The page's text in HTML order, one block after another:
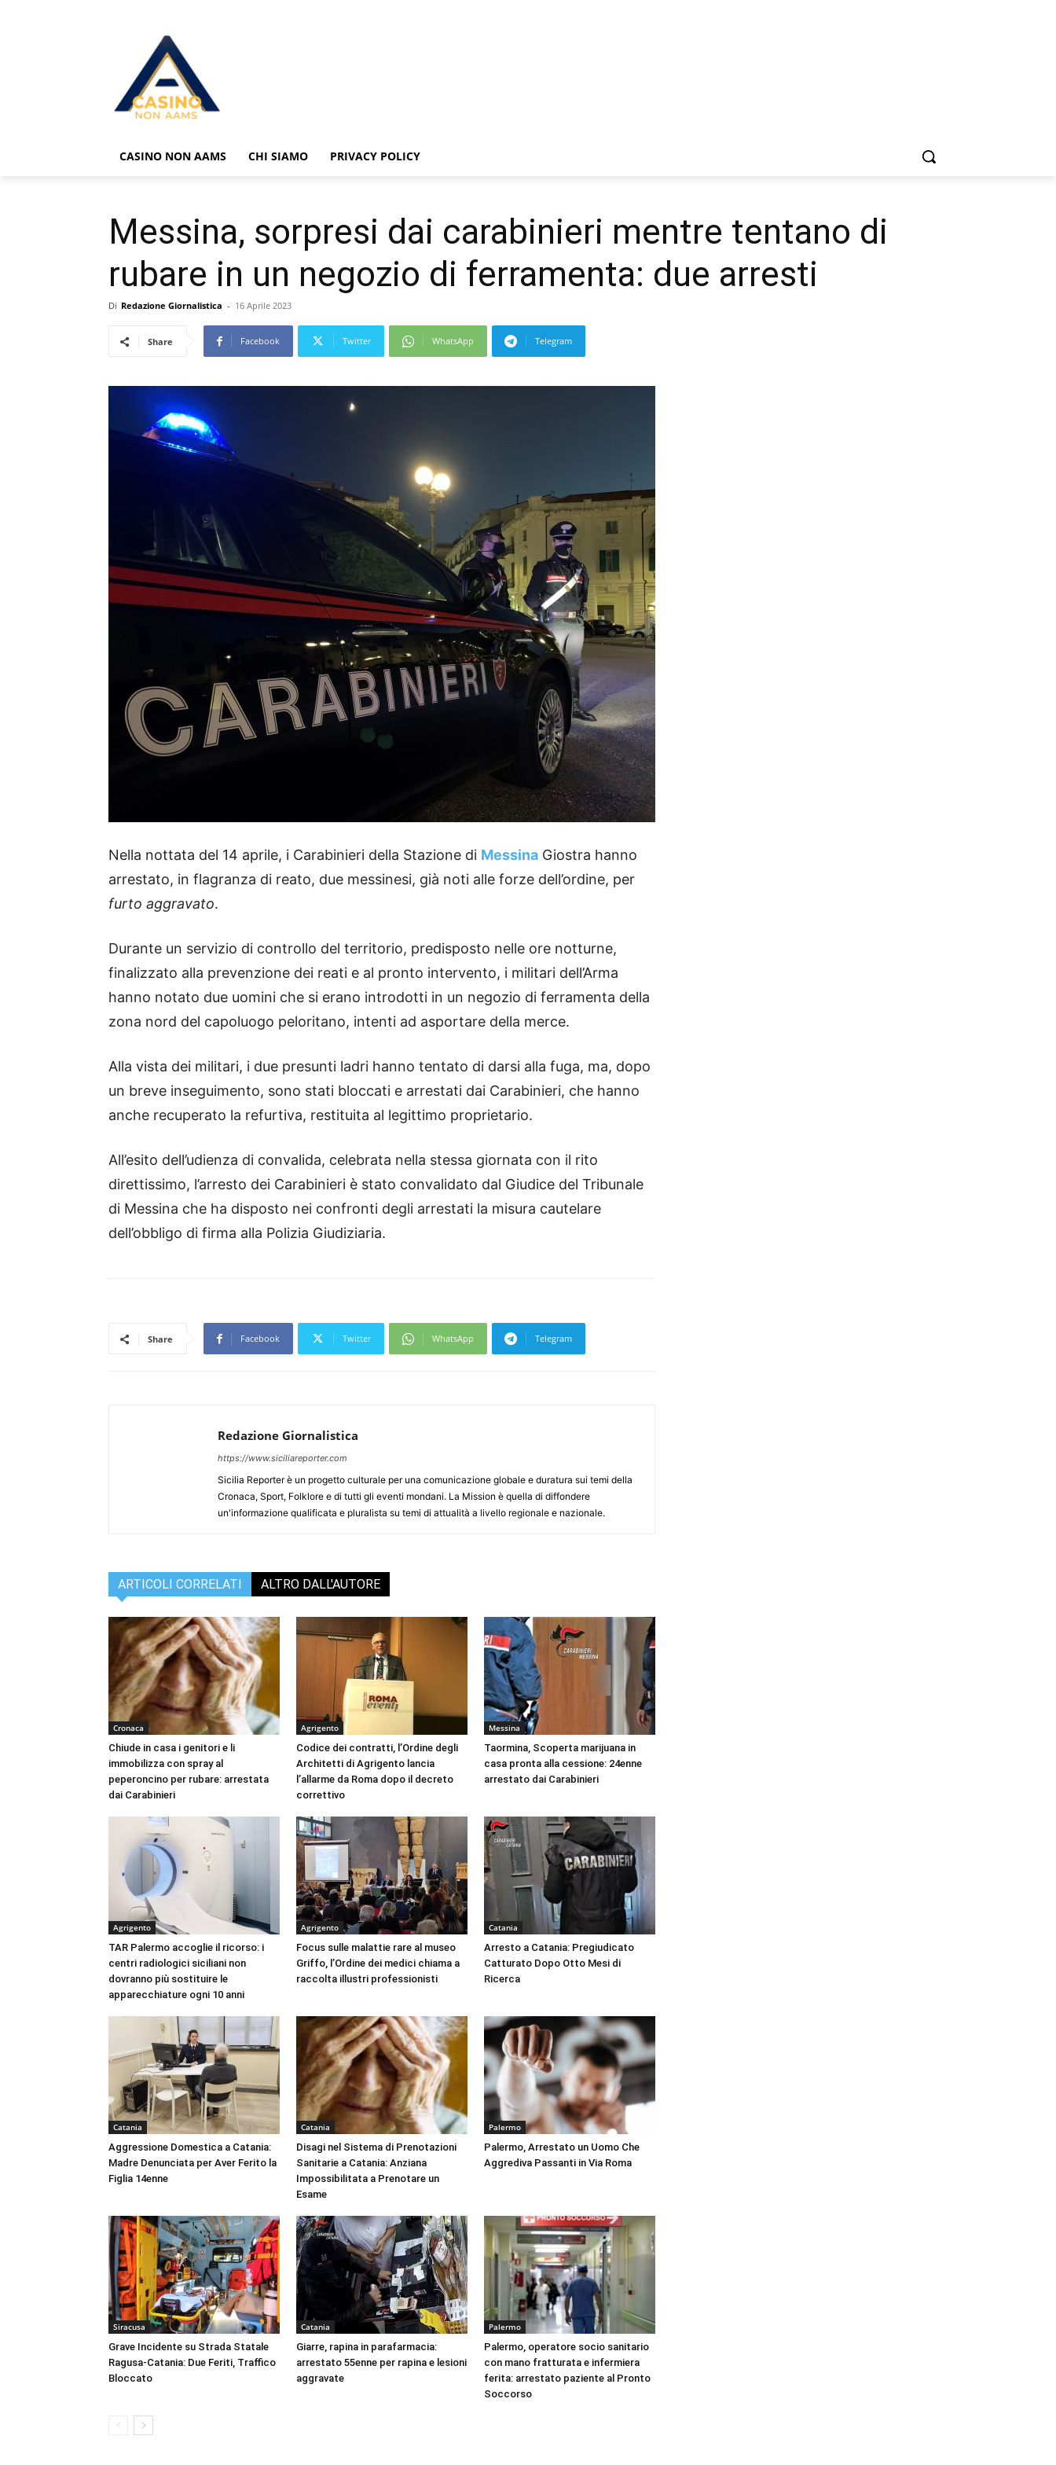
CASINO NON AAMS CHI SIAMO PRIVACY POLICY
Messina, sorpresi dai carabinieri mentre tentano di
rubare in un negozio di ferramenta: due arresti
Di Redazione Giornalistica - 16 Aprile 2023
Share Facebook Twitter WhatsApp Telegram
Nella nottata del 14 aprile, i Carabinieri della Stazione di Messina Giostra hanno
arrestato, in flagranza di reato, due messinesi, già noti alle forze dell’ordine, per
furto aggravato.
Durante un servizio di controllo del territorio, predisposto nelle ore notturne,
finalizzato alla prevenzione dei reati e al pronto intervento, i militari dell’Arma
hanno notato due uomini che si erano introdotti in un negozio di ferramenta della
zona nord del capoluogo peloritano, intenti ad asportare della merce.
Alla vista dei militari, i due presunti ladri hanno tentato di darsi alla fuga, ma, dopo
un breve inseguimento, sono stati bloccati e arrestati dai Carabinieri, che hanno
anche recuperato la refurtiva, restituita al legittimo proprietario.
All’esito dell’udienza di convalida, celebrata nella stessa giornata con il rito
direttissimo, l’arresto dei Carabinieri è stato convalidato dal Giudice del Tribunale
di Messina che ha disposto nei confronti degli arrestati la misura cautelare
dell’obbligo di firma alla Polizia Giudiziaria.
Share Facebook Twitter WhatsApp Telegram
Redazione Giornalistica
https://www.siciliareporter.com
Sicilia Reporter è un progetto culturale per una comunicazione globale e duratura sui temi della
Cronaca, Sport, Folklore e di tutti gli eventi mondani. La Mission è quella di diffondere
un'informazione qualificata e pluralista su temi di attualità a livello regionale e nazionale.
ARTICOLI CORRELATI ALTRO DALL'AUTORE
Cronaca
Chiude in casa i genitori e li
immobilizza con spray al
peperoncino per rubare: arrestata
dai Carabinieri
Agrigento
Codice dei contratti, l’Ordine degli
Architetti di Agrigento lancia
l’allarme da Roma dopo il decreto
correttivo
Messina
Taormina, Scoperta marijuana in
casa pronta alla cessione: 24enne
arrestato dai Carabinieri
Agrigento
TAR Palermo accoglie il ricorso: i
centri radiologici siciliani non
dovranno più sostituire le
apparecchiature ogni 10 anni
Agrigento
Focus sulle malattie rare al museo
Griffo, l’Ordine dei medici chiama a
raccolta illustri professionisti
Catania
Arresto a Catania: Pregiudicato
Catturato Dopo Otto Mesi di
Ricerca
Catania
Aggressione Domestica a Catania:
Madre Denunciata per Aver Ferito la
Figlia 14enne
Catania
Disagi nel Sistema di Prenotazioni
Sanitarie a Catania: Anziana
Impossibilitata a Prenotare un
Esame
Palermo
Palermo, Arrestato un Uomo Che
Aggrediva Passanti in Via Roma
Siracusa
Grave Incidente su Strada Statale
Ragusa-Catania: Due Feriti, Traffico
Bloccato
Catania
Giarre, rapina in parafarmacia:
arrestato 55enne per rapina e lesioni
aggravate
Palermo
Palermo, operatore socio sanitario
con mano fratturata e infermiera
ferita: arrestato paziente al Pronto
Soccorso